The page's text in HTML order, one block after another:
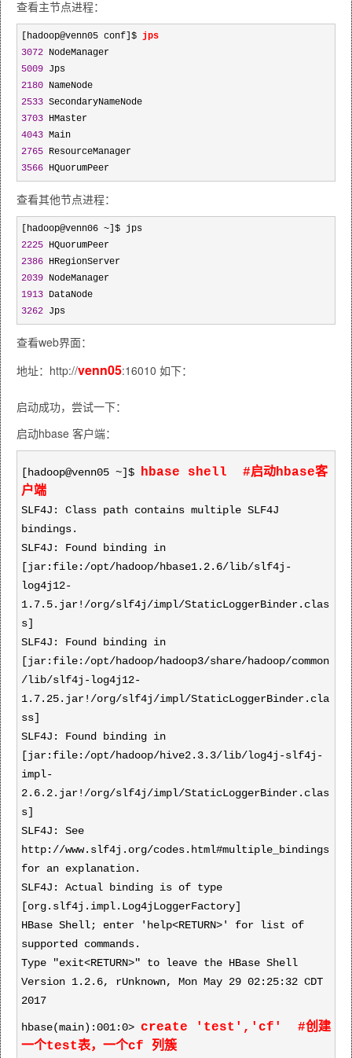
查看主节点进程：
[hadoop@venn05 conf]$
3072
5009
2180
2533
3703
4043
2765
3566 HQuorumPeer
查看其他节点进程：
[hadoop@venn06 ~
2225
2386
2039
1913
3262 Jps
查看web界面：
地址：http://venn05:16010 如下：
启动成功，尝试一下：
启动hbase 客户端：
[hadoop@venn05 ~]$ hbase shell #启动hbase客
户端
SLF4J: Class path contains multiple SLF4J
bindings.
SLF4J: Found binding in
[jar:file:/opt/hadoop/hbase1.2.6/lib/slf4j-
log4j12-
1.7.5.jar!/org/slf4j/impl/StaticLoggerBinder.clas
s]
SLF4J: Found binding in
[jar:file:/opt/hadoop/hadoop3/share/hadoop/common
/lib/slf4j-log4j12-
1.7.25.jar!/org/slf4j/impl/StaticLoggerBinder.cla
ss]
SLF4J: Found binding in
[jar:file:/opt/hadoop/hive2.3.3/lib/log4j-slf4j-
impl-
2.6.2.jar!/org/slf4j/impl/StaticLoggerBinder.clas
s]
SLF4J: See
http://www.slf4j.org/codes.html#multiple_bindings
for an explanation.
SLF4J: Actual binding is of type
[org.slf4j.impl.Log4jLoggerFactory]
HBase Shell; enter 'help<RETURN>' for list of
supported commands.
Type "exit<RETURN>" to leave the HBase Shell
Version 1.2.6, rUnknown, Mon May 29 02:25:32 CDT
2017
hbase(main):001:0> create 'test','cf' #创建
一个test表，一个cf 列簇